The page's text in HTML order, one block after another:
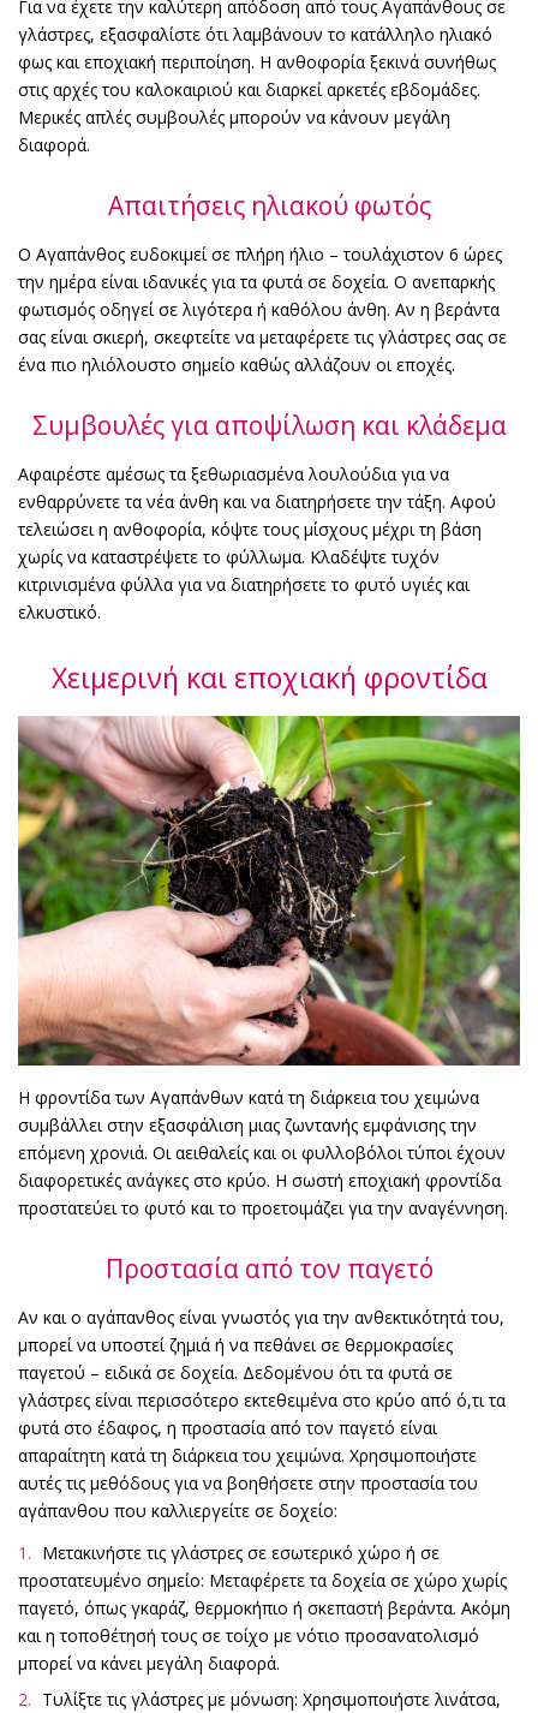
Για να έχετε την καλύτερη απόδοση από τους Αγαπάνθους σε
γλάστρες, εξασφαλίστε ότι λαμβάνουν το κατάλληλο ηλιακό
φως και εποχιακή περιποίηση. Η ανθοφορία ξεκινά συνήθως
στις αρχές του καλοκαιριού και διαρκεί αρκετές εβδομάδες.
Μερικές απλές συμβουλές μπορούν να κάνουν μεγάλη
διαφορά.
Απαιτήσεις ηλιακού φωτός
Ο Αγαπάνθος ευδοκιμεί σε πλήρη ήλιο – τουλάχιστον 6 ώρες
την ημέρα είναι ιδανικές για τα φυτά σε δοχεία. Ο ανεπαρκής
φωτισμός οδηγεί σε λιγότερα ή καθόλου άνθη. Αν η βεράντα
σας είναι σκιερή, σκεφτείτε να μεταφέρετε τις γλάστρες σας σε
ένα πιο ηλιόλουστο σημείο καθώς αλλάζουν οι εποχές.
Συμβουλές για αποψίλωση και κλάδεμα
Αφαιρέστε αμέσως τα ξεθωριασμένα λουλούδια για να
ενθαρρύνετε τα νέα άνθη και να διατηρήσετε την τάξη. Αφού
τελειώσει η ανθοφορία, κόψτε τους μίσχους μέχρι τη βάση
χωρίς να καταστρέψετε το φύλλωμα. Κλαδέψτε τυχόν
κιτρινισμένα φύλλα για να διατηρήσετε το φυτό υγιές και
ελκυστικό.
Χειμερινή και εποχιακή φροντίδα
Η φροντίδα των Αγαπάνθων κατά τη διάρκεια του χειμώνα
συμβάλλει στην εξασφάλιση μιας ζωντανής εμφάνισης την
επόμενη χρονιά. Οι αειθαλείς και οι φυλλοβόλοι τύποι έχουν
διαφορετικές ανάγκες στο κρύο. Η σωστή εποχιακή φροντίδα
προστατεύει το φυτό και το προετοιμάζει για την αναγέννηση.
Προστασία από τον παγετό
Αν και ο αγάπανθος είναι γνωστός για την ανθεκτικότητά του,
μπορεί να υποστεί ζημιά ή να πεθάνει σε θερμοκρασίες
παγετού – ειδικά σε δοχεία. Δεδομένου ότι τα φυτά σε
γλάστρες είναι περισσότερο εκτεθειμένα στο κρύο από ό,τι τα
φυτά στο έδαφος, η προστασία από τον παγετό είναι
απαραίτητη κατά τη διάρκεια του χειμώνα. Χρησιμοποιήστε
αυτές τις μεθόδους για να βοηθήσετε στην προστασία του
αγάπανθου που καλλιεργείτε σε δοχείο:
Μετακινήστε τις γλάστρες σε εσωτερικό χώρο ή σε
προστατευμένο σημείο: Μεταφέρετε τα δοχεία σε χώρο χωρίς
παγετό, όπως γκαράζ, θερμοκήπιο ή σκεπαστή βεράντα. Ακόμη
και η τοποθέτησή τους σε τοίχο με νότιο προσανατολισμό
μπορεί να κάνει μεγάλη διαφορά.
Τυλίξτε τις γλάστρες με μόνωση: Χρησιμοποιήστε λινάτσα,